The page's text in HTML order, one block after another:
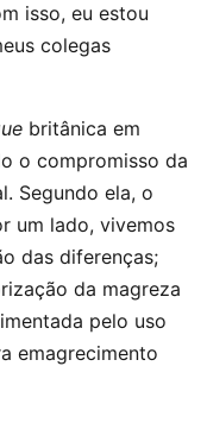
isso, eu estou
colegas
britânica em
o compromisso da
Segundo ela, o
um lado, vivemos
das diferenças;
da magreza
pelo uso
emagrecimento